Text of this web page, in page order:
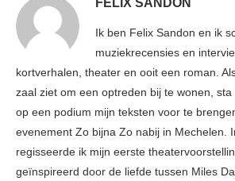
Ik ben Felix Sandon en ik
muziekrecensies en
kortverhalen, theater en ooit een roman.
zaal ziet om een optreden bij te wonen,
op een podium mijn teksten voor te
evenement Zo bijna Zo nabij in Mechelen.
regisseerde ik mijn eerste
geïnspireerd door de liefde tussen Miles